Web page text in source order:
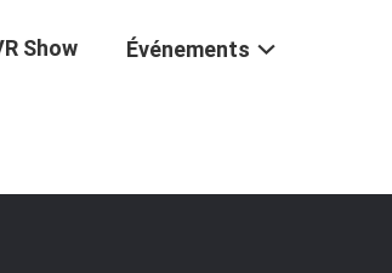
Show Événements
De La PORTÉE KDHF-09 - 2 .5mm